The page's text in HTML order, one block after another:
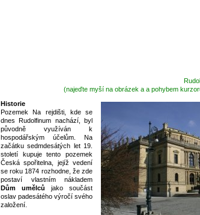
(najeďte myší na obrázek a a pohybem
Historie
Pozemek Na rejdišti, kde se
dnes Rudolfinum nachází, byl
původně využíván k
hospodářským účelům. Na
začátku sedmdesátých let 19.
století kupuje tento pozemek
Česká spořitelna, jejíž vedení
se roku 1874 rozhodne, že zde
postaví vlastním nákladem
Dům umělců jako součást
oslav padesátého výročí svého
založení.